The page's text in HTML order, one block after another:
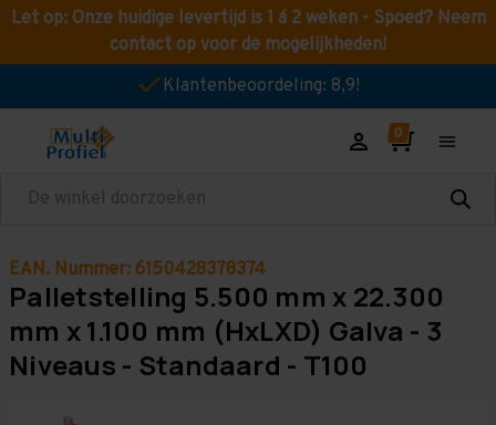
Let op: Onze huidige levertijd is 1 á 2 weken - Spoed? Neem
contact op voor de mogelijkheden!
Klantenbeoordeling: 8,9!
Zoeken
EAN. Nummer: 6150428378374
Palletstelling 5.500 mm x 22.300
mm x 1.100 mm (HxLXD) Galva - 3
Niveaus - Standaard - T100